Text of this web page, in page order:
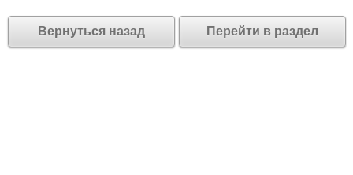
Вернуться назад Перейти в раздел